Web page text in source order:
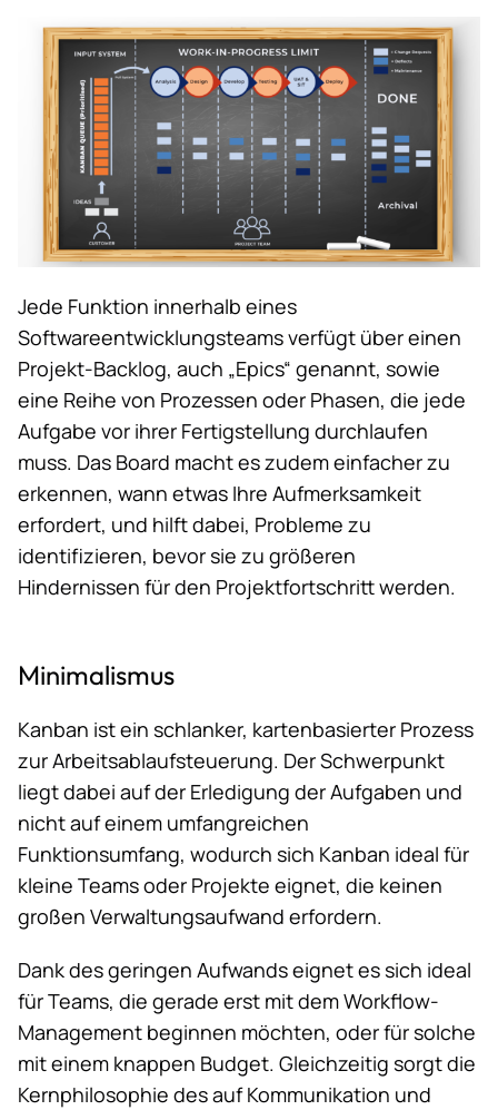
Jede Funktion innerhalb eines
Softwareentwicklungsteams verfügt über einen
Projekt-Backlog, auch „Epics“ genannt, sowie
eine Reihe von Prozessen oder Phasen, die jede
Aufgabe vor ihrer Fertigstellung durchlaufen
muss. Das Board macht es zudem einfacher zu
erkennen, wann etwas Ihre Aufmerksamkeit
erfordert, und hilft dabei, Probleme zu
identifizieren, bevor sie zu größeren
Hindernissen für den Projektfortschritt werden.
Minimalismus
Kanban ist ein schlanker, kartenbasierter Prozess
zur Arbeitsablaufsteuerung. Der Schwerpunkt
liegt dabei auf der Erledigung der Aufgaben und
nicht auf einem umfangreichen
Funktionsumfang, wodurch sich Kanban ideal für
kleine Teams oder Projekte eignet, die keinen
großen Verwaltungsaufwand erfordern.
Dank des geringen Aufwands eignet es sich ideal
für Teams, die gerade erst mit dem Workflow-
Management beginnen möchten, oder für solche
mit einem knappen Budget. Gleichzeitig sorgt die
Kernphilosophie des auf Kommunikation und